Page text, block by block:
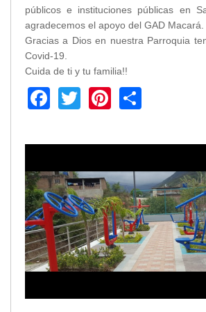
públicos e instituciones públicas en
agradecemos el apoyo del GAD Macará.
Gracias a Dios en nuestra Parroquia
Covid-19.
Cuida de ti y tu familia!!
Facebook
TwitterPinterest